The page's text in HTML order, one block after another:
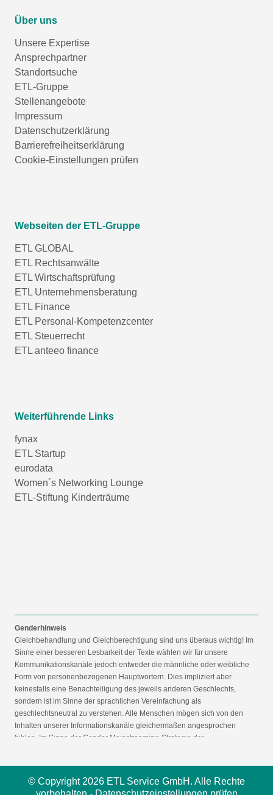
Über uns
Unsere Expertise
Ansprechpartner
Standortsuche
ETL-Gruppe
Stellenangebote
Impressum
Datenschutzerklärung
Barrierefreiheitserklärung
Cookie-Einstellungen prüfen
Webseiten der ETL-Gruppe
ETL GLOBAL
ETL Rechtsanwälte
ETL Wirtschaftsprüfung
ETL Unternehmensberatung
ETL Finance
ETL Personal-Kompetenzcenter
ETL Steuerrecht
ETL anteeo finance
Weiterführende Links
fynax
ETL Startup
eurodata
Women´s Networking Lounge
ETL-Stiftung Kinderträume
Genderhinweis
Gleichbehandlung und Gleichberechtigung sind uns überaus wichtig! Im
Sinne einer besseren Lesbarkeit der Texte wählen wir für unsere
Kommunikationskanäle jedoch entweder die männliche oder weibliche
Form von personenbezogenen Hauptwörtern. Dies impliziert aber
keinesfalls eine Benachteiligung des jeweils anderen Geschlechts,
sondern ist im Sinne der sprachlichen Vereinfachung als
geschlechtsneutral zu verstehen. Alle Menschen mögen sich von den
Inhalten unserer Informationskanäle gleichermaßen angesprochen
fühlen. Im Sinne der Gender Mainstreaming-Strategie der
© Copyright 2026 ETL Service GmbH. Alle Rechte